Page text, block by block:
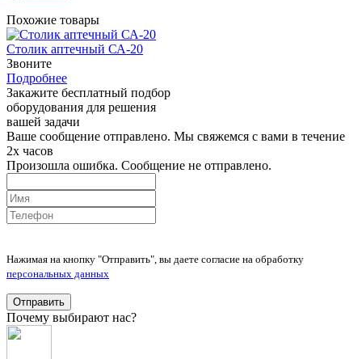
Похожие товары
Столик аптечный СА-20
Звоните
Подробнее
Закажите бесплатный подбор
оборудования для решения
вашей задачи
Ваше сообщение отправлено. Мы свяжемся с вами в течение
2х часов
Произошла ошибка. Сообщение не отправлено.
Нажимая на кнопку "Отправить", вы даете согласие на обработку
персональных данных
Отправить
Почему выбирают нас?